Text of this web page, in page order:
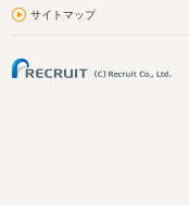
サイトマップ